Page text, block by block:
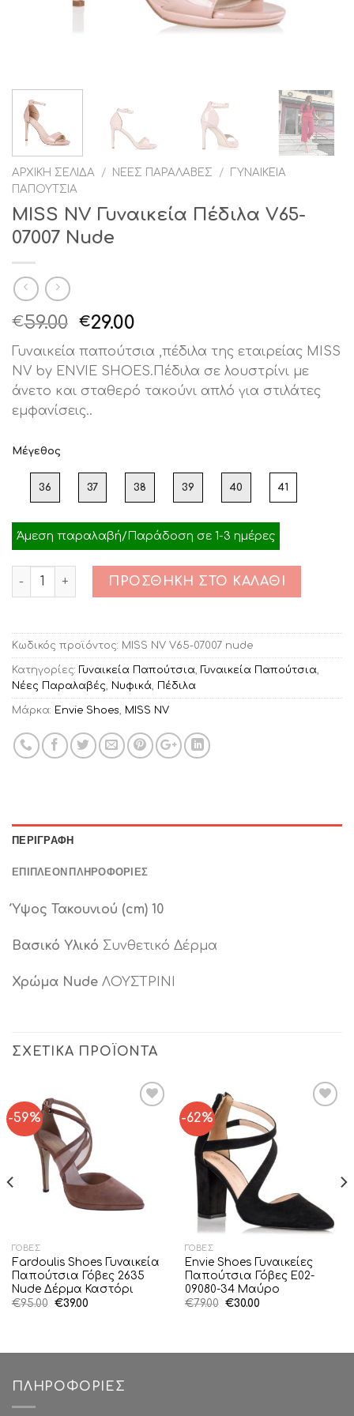
ΑΡΧΙΚΉ ΣΕΛΊΔΑ / ΝΈΕΣ ΠΑΡΑΛΑΒΈΣ /
ΓΥΝΑΙΚΕΊΑ
ΠΑΠΟΎΤΣΙΑ
MISS NV Γυναικεία Πέδιλα V65-
07007 Nude
€59.00 Original
price
was:
€59.00.
€29.00
τρέχουσα
τιμή
είναι:
€29.00.
Γυναικεία παπούτσια ,πέδιλα της εταιρείας MISS
NV by ENVIE SHOES.Πέδιλα σε λουστρίνι με
άνετο και σταθερό τακούνι απλό για στιλάτες
εμφανίσεις..
Μέγεθος
36 37 38 39 40 41
Άμεση παραλαβή/Παράδοση σε 1-3 ημέρες
Ποσότητα
ΠΡΟΣΘΉΚΗ ΣΤΟ ΚΑΛΆΘΙ
Κωδικός προϊόντος: MISS NV V65-07007 nude
Κατηγορίες: Γυναικεία Παπούτσια, Γυναικεία Παπούτσια,
Νέες Παραλαβές, Νυφικά, Πέδιλα
Μάρκα: Envie Shoes, MISS NV
ΠΕΡΙΓΡΑΦΉ
ΕΠΙΠΛΈΟΝ ΠΛΗΡΟΦΟΡΊΕΣ
Ύψος Τακουνιού (cm) 10
Βασικό Υλικό Συνθετικό Δέρμα
Χρώμα Nude ΛΟΥΣΤΡΙΝΙ
ΣΧΕΤΙΚΆ ΠΡΟΪΌΝΤΑ
-59%
ΓΌΒΕΣ
Fardoulis Shoes Γυναικεία
Παπούτσια Γόβες 2635
Nude Δέρμα Καστόρι
€95.00 Original
€39.00Η
-62%
ΓΌΒΕΣ
Envie Shoes Γυναικείες
Παπούτσια Γόβες E02-
09080-34 Μαύρο
€79.00 Original
€30.00Η
ΠΛΗΡΟΦΟΡΊΕΣ